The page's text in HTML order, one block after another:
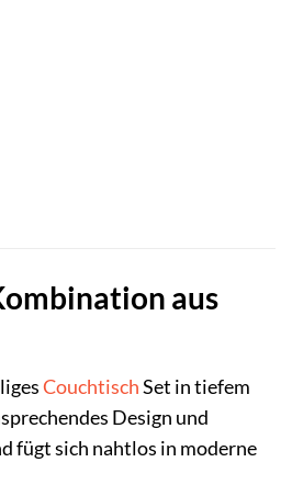
aus
CouchtischSet in tiefem
Design und
fügt sich nahtlos in moderne